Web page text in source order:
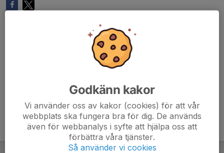
Godkänn kakor
Vi använder oss av kakor (cookies) för att vår
webbplats ska fungera bra för dig. De används
även för webbanalys i syfte att hjälpa oss att
förbättra våra tjänster.
Så använder vi cookies